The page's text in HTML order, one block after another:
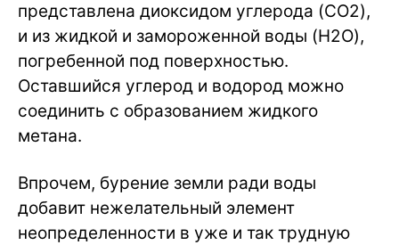
представлена диоксидом углерода (CO2),
и из жидкой и замороженной воды (H2O),
погребенной под поверхностью.
Оставшийся углерод и водород можно
соединить с образованием жидкого
метана.
Впрочем, бурение земли ради воды
добавит нежелательный элемент
неопределенности в уже и так трудную